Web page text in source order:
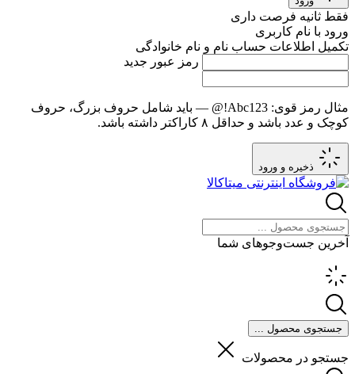
فقط ثانیه فرصت داری
ورود با نام کاربری
تکمیل اطلاعات حساب نام و نام خانوادگی
رمز عبور جدید
مثال رمز قوی: Abc123!@
— باید شامل حروف بزرگ، حروف
کوچک و عدد باشد و حداقل ۸ کاراکتر داشته باشد.
ذخیره و ورود
آخرین جست‌وجوهای شما
جستجوی محصول ...
جستجو در محصولات